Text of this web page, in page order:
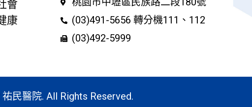
會
康
(03)491-5656 轉分機111、112
(03)492-5999
祐民醫院. All Rights Reserved.